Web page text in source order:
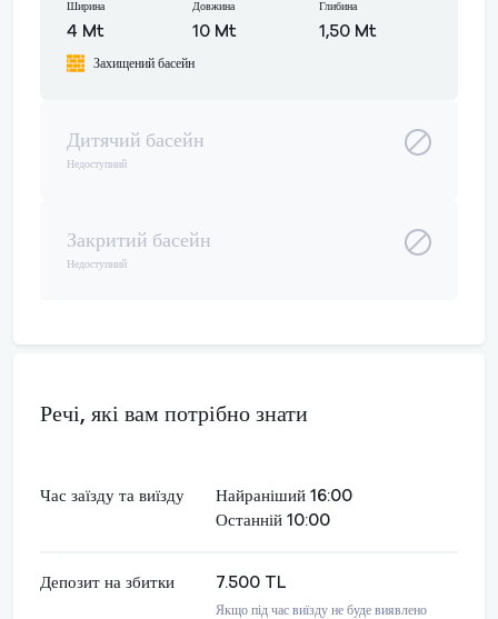
Ширина
4 Mt
Довжина
10 Mt
Глибина
1,50 Mt
Захищений басейн
Дитячий басейн
Недоступний
Закритий басейн
Недоступний
Речі, які вам потрібно знати
Час заїзду та виїзду
Найраніший 16:00
Останній 10:00
Депозит на збитки 7.500 TL
Якщо під час виїзду не буде виявлено